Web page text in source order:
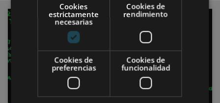
Cookies
estrictamente
necesarias
Cookies de
rendimiento
Cookies de
preferencias
Cookies de
funcionalidad